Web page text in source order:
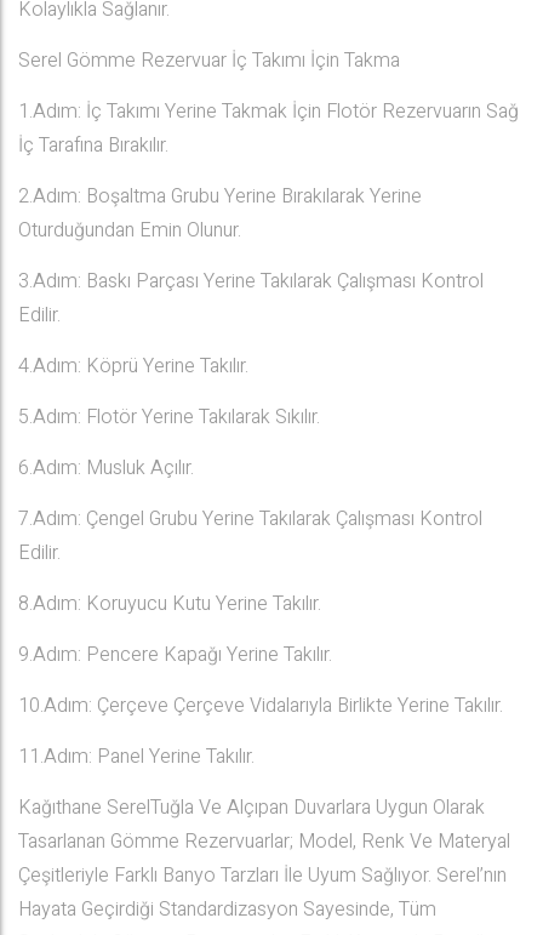
Kolaylıkla Sağlanır.
Serel Gömme Rezervuar İç Takımı İçin Takma
1.Adım: İç Takımı Yerine Takmak İçin Flotör Rezervuarın Sağ
İç Tarafına Bırakılır.
2.Adım: Boşaltma Grubu Yerine Bırakılarak Yerine
Oturduğundan Emin Olunur.
3.Adım: Baskı Parçası Yerine Takılarak Çalışması Kontrol
Edilir.
4.Adım: Köprü Yerine Takılır.
5.Adım: Flotör Yerine Takılarak Sıkılır.
6.Adım: Musluk Açılır.
7.Adım: Çengel Grubu Yerine Takılarak Çalışması Kontrol
Edilir.
8.Adım: Koruyucu Kutu Yerine Takılır.
9.Adım: Pencere Kapağı Yerine Takılır.
10.Adım: Çerçeve Çerçeve Vidalarıyla Birlikte Yerine Takılır.
11.Adım: Panel Yerine Takılır.
Kağıthane SerelTuğla Ve Alçıpan Duvarlara Uygun Olarak
Tasarlanan Gömme Rezervuarlar; Model, Renk Ve Materyal
Çeşitleriyle Farklı Banyo Tarzları İle Uyum Sağlıyor. Serel’nın
Hayata Geçirdiği Standardizasyon Sayesinde, Tüm